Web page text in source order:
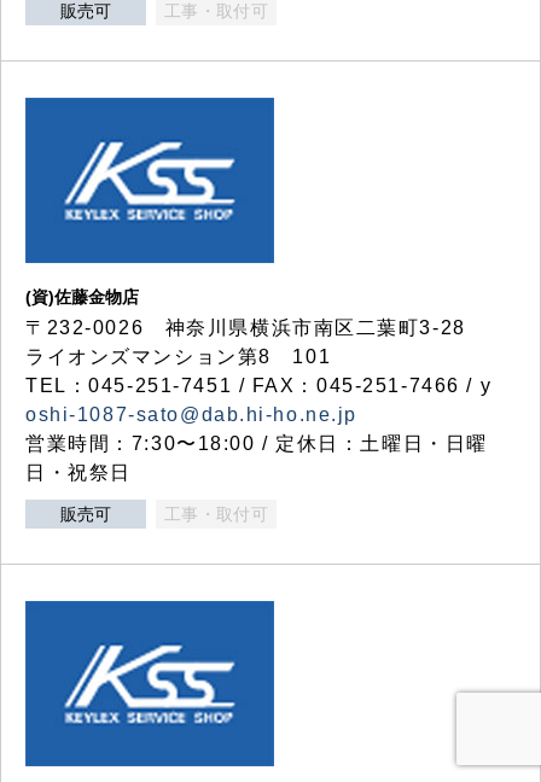
販売可 工事・取付可
(資)佐藤金物店
〒232-0026 神奈川県横浜市南区二葉町3-28
ライオンズマンション第8 101
TEL：045-251-7451 / FAX：045-251-7466 / y
oshi-1087-sato@dab.hi-ho.ne.jp
営業時間：7:30〜18:00 / 定休日：土曜日・日曜
日・祝祭日
販売可 工事・取付可